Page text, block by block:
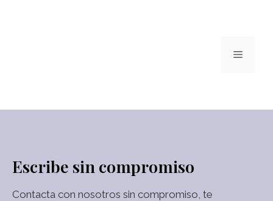
Escribe sin compromiso
Contacta con nosotros sin compromiso, te